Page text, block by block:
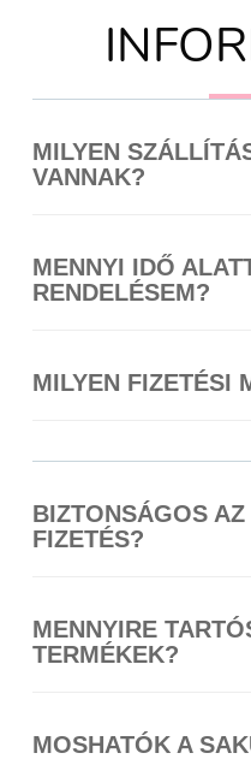
MILYEN
VANNAK?
MENNYI IDŐ
RENDELÉSEM?
MILYEN FIZETÉSI
BIZTONSÁGOS
FIZETÉS?
MENNYIRE
TERMÉKEK?
MOSHATÓK A